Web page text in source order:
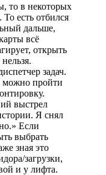
то в некоторых
То есть отбился
дальше,
всё
открыть
задач.
можно пройти
выстрел
Я снял
Если
выбрать
зная это
загрузки,
и у лифта.